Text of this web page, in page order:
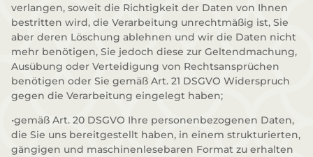
verlangen, soweit die Richtigkeit der Daten von Ihnen
bestritten wird, die Verarbeitung unrechtmäßig ist, Sie
aber deren Löschung ablehnen und wir die Daten nicht
mehr benötigen, Sie jedoch diese zur Geltendmachung,
Ausübung oder Verteidigung von Rechtsansprüchen
benötigen oder Sie gemäß Art. 21 DSGVO Widerspruch
gegen die Verarbeitung eingelegt haben;
•gemäß Art. 20 DSGVO Ihre personenbezogenen Daten,
die Sie uns bereitgestellt haben, in einem strukturierten,
gängigen und maschinenlesebaren Format zu erhalten